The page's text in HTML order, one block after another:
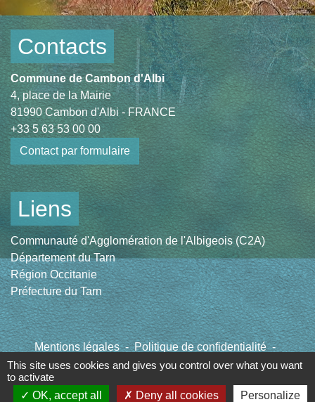
Contacts
Commune de Cambon d'Albi
4, place de la Mairie
81990 Cambon d'Albi - FRANCE
+33 5 63 53 00 00
Contact par formulaire
Liens
Communauté d'Agglomération de l'Albigeois (C2A)
Département du Tarn
Région Occitanie
Préfecture du Tarn
Mentions légales - Politique de confidentialité -
Accessibilité - Plan du site - Gestion des cookies
This site uses cookies and gives you control over what you want
to activate
OK, accept all
Deny all cookies Personalize